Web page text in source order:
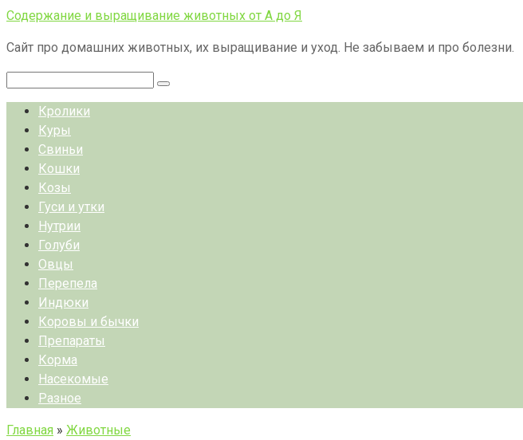
Перейти
контенту
Содержание и выращивание животных от А до Я
Сайт про домашних животных, их выращивание и уход. Не забываем и про болезни.
Кролики
Куры
Свиньи
Кошки
Козы
Гуси и утки
Нутрии
Голуби
Овцы
Перепела
Индюки
Коровы и бычки
Препараты
Корма
Насекомые
Разное
Главная » Животные